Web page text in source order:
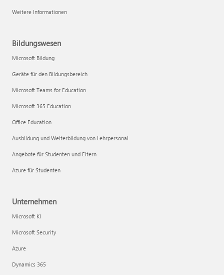
Weitere Informationen
Bildungswesen
Microsoft Bildung
Geräte für den Bildungsbereich
Microsoft Teams for Education
Microsoft 365 Education
Office Education
Ausbildung und Weiterbildung von Lehrpersonal
Angebote für Studenten und Eltern
Azure für Studenten
Unternehmen
Microsoft KI
Microsoft Security
Azure
Dynamics 365